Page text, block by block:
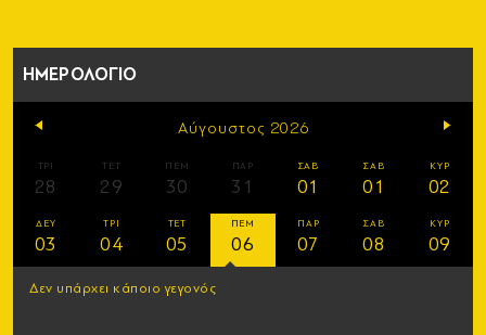
ΗΜΕΡΟΛΟΓΙΟ
Αύγουστος 2026
ΤΡΙ
28
ΤΕΤ
29
ΠΕΜ
30
ΠΑΡ
31
ΣΑΒ
01
ΣΑΒ
01
ΚΥΡ
02
ΔΕΥ
03
ΤΡΙ
04
ΤΕΤ
05
ΠΕΜ
06
ΠΑΡ
07
ΣΑΒ
08
ΚΥΡ
09
Δεν υπάρχει κάποιο γεγονός